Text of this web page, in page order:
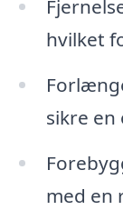
hvilket
sikre
med en